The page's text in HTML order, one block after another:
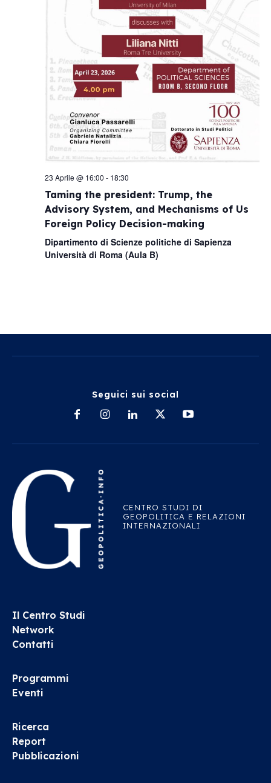
23 Aprile @ 16:00 - 18:30
Taming the president: Trump, the
Advisory System, and Mechanisms of Us
Foreign Policy Decision-making
Dipartimento di Scienze politiche di Sapienza
Università di Roma (Aula B)
Seguici sui social
CENTRO STUDI DI
GEOPOLITICA E RELAZIONI
INTERNAZIONALI
Il Centro Studi
Network
Contatti
Programmi
Eventi
Ricerca
Report
Pubblicazioni